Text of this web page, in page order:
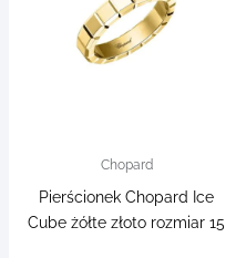
Chopard
Pierścionek Chopard Ice
Cube żółte złoto rozmiar 15